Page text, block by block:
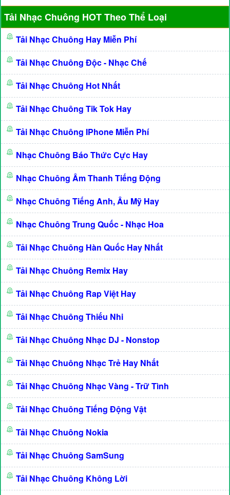
Tải Nhạc Chuông HOT Theo Thể Loại
Tải Nhạc Chuông Hay Miễn Phí
Tải Nhạc Chuông Độc - Nhạc Chế
Tải Nhạc Chuông Hot Nhất
Tải Nhạc Chuông Tik Tok Hay
Tải Nhạc Chuông IPhone Miễn Phí
Nhạc Chuông Báo Thức Cực Hay
Nhạc Chuông Âm Thanh Tiếng Động
Nhạc Chuông Tiếng Anh, Âu Mỹ Hay
Nhạc Chuông Trung Quốc - Nhạc Hoa
Tải Nhạc Chuông Hàn Quốc Hay Nhất
Tải Nhạc Chuông Remix Hay
Tải Nhạc Chuông Rap Việt Hay
Tải Nhạc Chuông Thiếu Nhi
Tải Nhạc Chuông Nhạc DJ - Nonstop
Tải Nhạc Chuông Nhạc Trẻ Hay Nhất
Tải Nhạc Chuông Nhạc Vàng - Trữ Tình
Tải Nhạc Chuông Tiếng Động Vật
Tải Nhạc Chuông Nokia
Tải Nhạc Chuông SamSung
Tải Nhạc Chuông Không Lời